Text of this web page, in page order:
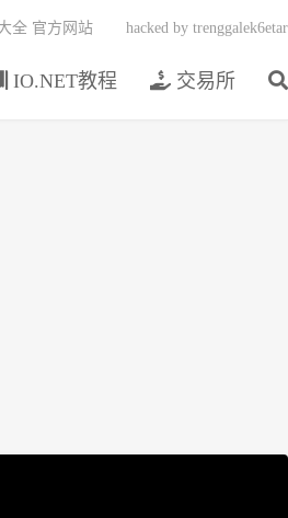
IO.NET教程 交易所
全 官方网站 hacked by trenggalek6etar